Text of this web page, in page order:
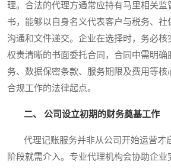
理。合法的代理方通常应持有马里相关监
书，能够以自身名义代表客户与税务、
沟通和文件递交。企业在选择时，务必核
权责清晰的书面委托合同，合同中需明确
务、数据保密条款、服务期限及费用等核
合规工作的法律起点。
二、 公司设立初期的财务奠基工作
代理记账服务并非从公司开始运营才
阶段就需介入。专业代理机构会协助企业